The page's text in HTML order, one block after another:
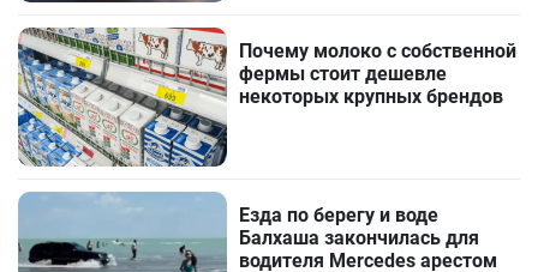
Почему молоко с собственной
фермы стоит дешевле
некоторых крупных брендов
Езда по берегу и воде
Балхаша закончилась для
водителя Mercedes арестом